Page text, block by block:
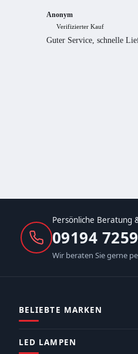
Anonym
Verifizierter Kauf
Guter Service, schnelle
Persönliche Beratung
09194
Wir beraten Sie gerne
BELIEBTE MARKEN
LED LAMPEN